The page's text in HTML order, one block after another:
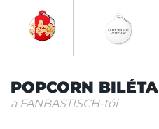
POPCORN BILÉTA
a FANBASTISCH-tól